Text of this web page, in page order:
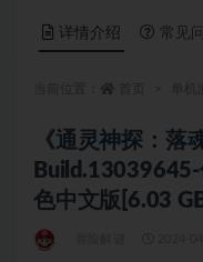
详情介绍 常见
《通灵神探：落
色中文版[6.03